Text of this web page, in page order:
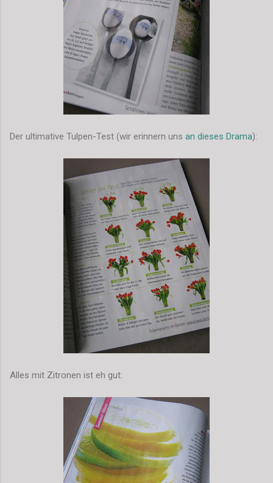
Der ultimative Tulpen-Test (wir erinnern uns an dieses Drama):
Alles mit Zitronen ist eh gut: